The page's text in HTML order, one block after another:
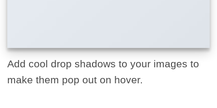
Add cool drop shadows to your images to
make them pop out on hover.